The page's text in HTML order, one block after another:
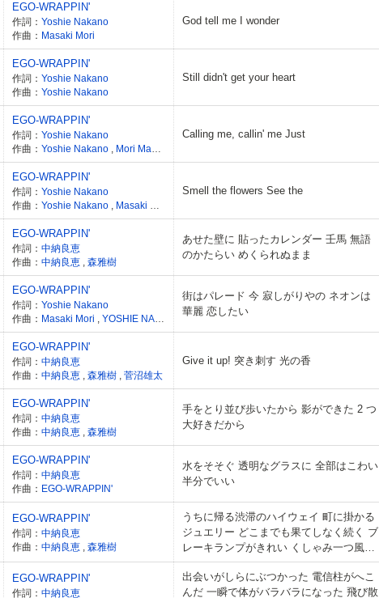
EGO-WRAPPIN'
作詞： Yoshie Nakano
作曲： Masaki Mori
God tell me I wonder
EGO-WRAPPIN'
作詞： Yoshie Nakano
作曲： Yoshie Nakano
Still didn't get your heart
EGO-WRAPPIN'
作詞： Yoshie Nakano
作曲： Yoshie Nakano Mori Masaki
Calling me, callin' me Just
EGO-WRAPPIN'
作詞： Yoshie Nakano
作曲： Yoshie Nakano Masaki Mori
Smell the flowers See the
EGO-WRAPPIN'
作詞： 中納良恵
作曲： 中納良恵 森雅樹
あせた壁に 貼ったカレンダー 壬馬 無語
のかたらい めくられぬまま
EGO-WRAPPIN'
作詞： Yoshie Nakano
作曲： Masaki Mori YOSHIE NAKANO
街はパレード 今 寂しがりやの ネオンは
華麗 恋したい
EGO-WRAPPIN'
作詞： 中納良恵
作曲： 中納良恵 森雅樹 菅沼雄太
Give it up! 突き刺す 光の香
EGO-WRAPPIN'
作詞： 中納良恵
作曲： 中納良恵 森雅樹
手をとり並び歩いたから 影ができた 2 つ
大好きだから
EGO-WRAPPIN'
作詞： 中納良恵
作曲： EGO-WRAPPIN'
水をそそぐ 透明なグラスに 全部はこわい
半分でいい
EGO-WRAPPIN'
作詞： 中納良恵
作曲： 中納良恵 森雅樹
うちに帰る渋滞のハイウェイ 町に掛かる
ジュエリー どこまでも果てしなく続く ブ
レーキランプがきれい くしゃみ一つ風邪
の知らせ
EGO-WRAPPIN'
作詞： 中納良恵
出会いがしらにぶつかった 電信柱がへこ
んだ 一瞬で体がバラバラになった 飛び散